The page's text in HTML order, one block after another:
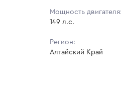
Мощность двигателя:
149 л.с.
Регион:
Алтайский Край